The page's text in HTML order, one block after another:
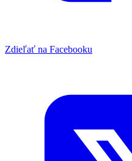
Zdieľať na Facebooku